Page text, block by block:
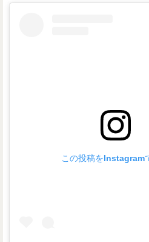
この投稿をInstagram